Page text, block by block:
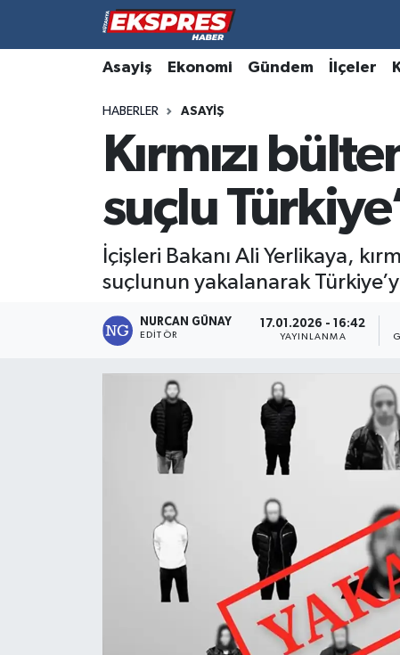
Asayiş Ekonomi Gündem İlçeler
HABERLER ASAYIŞ
Kırmızı
suçlu
İçişleri Bakanı Ali Yerlikaya,
suçlunun yakalanarak
NURCAN GÜNAY
EDITÖR
17.01.2026 - 16:42
YAYINLANMA
Altıntaş
Aslanapa
Biyografiler
Çavdarhisar
Domaniç
Hava Durumu
Trafik Durumu
Süper Lig Puan Durumu ve Fikstür
Tüm Manşetler
Son Dakika Haberleri
Haber Arşivi